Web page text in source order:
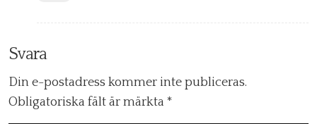
Svara
Din e-postadress kommer inte publiceras.
Obligatoriska fält är märkta *